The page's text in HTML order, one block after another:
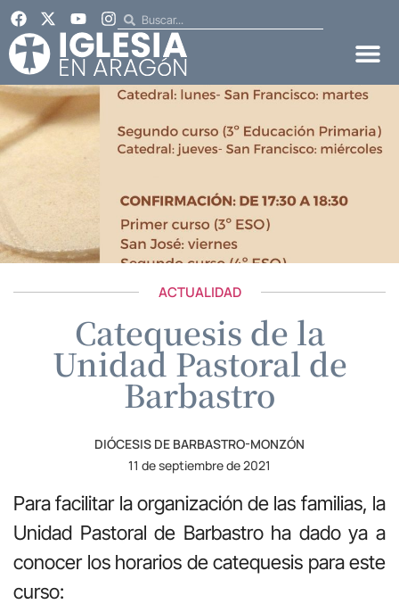
ACTUALIDAD
Catequesis de la
Unidad Pastoral de
Barbastro
DIÓCESIS DE BARBASTRO-MONZÓN
11 de septiembre de 2021
Para facilitar la organización de las familias, la
Unidad Pastoral de Barbastro ha dado ya a
conocer los horarios de catequesis para este
curso: